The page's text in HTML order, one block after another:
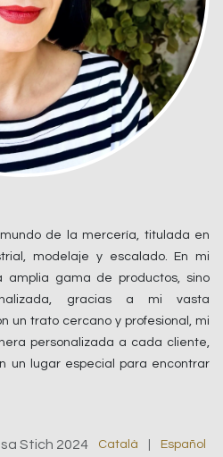
de la mercería, titulada en
modelaje y escalado. En mi
amplia gama de productos, sino
gracias a mi vasta
un trato cercano y profesional, mi
personalizada a cada cliente,
un lugar especial para encontrar
Stich 2024 Català Español